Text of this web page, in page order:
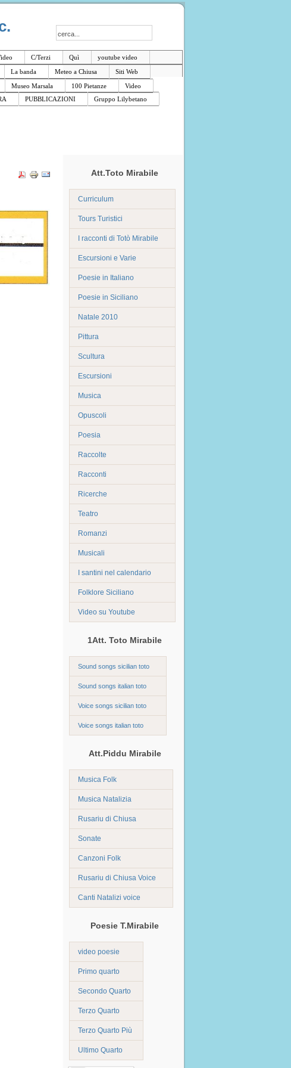
C/Terzi Quì
youtube video
La banda Meteo a Chiusa
Siti Web
Museo Marsala 100 Pietanze
Video
PUBBLICAZIONI Gruppo Lilybetano
Att.Toto Mirabile
Curriculum
Tours Turistici
I racconti di Totò Mirabile
Escursioni e Varie
Poesie in Italiano
Poesie in Siciliano
Natale 2010
Pittura
Scultura
Escursioni
Musica
Opuscoli
Poesia
Raccolte
Racconti
Ricerche
Teatro
Romanzi
Musicali
I santini nel calendario
Folklore Siciliano
Video su Youtube
1Att. Toto Mirabile
Sound songs sicilian toto
Sound songs italian toto
Voice songs sicilian toto
Voice songs italian toto
Att.Piddu Mirabile
Musica Folk
Musica Natalizia
Rusariu di Chiusa
Sonate
Canzoni Folk
Rusariu di Chiusa Voice
Canti Natalizi voice
Poesie T.Mirabile
video poesie
Primo quarto
Secondo Quarto
Terzo Quarto
Terzo Quarto Più
Ultimo Quarto